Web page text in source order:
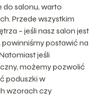
salonu, warto
Przede wszystkim
– jeśli nasz salon jest
postawić na
jeśli
możemy pozwolić
poduszki w
wzorach czy